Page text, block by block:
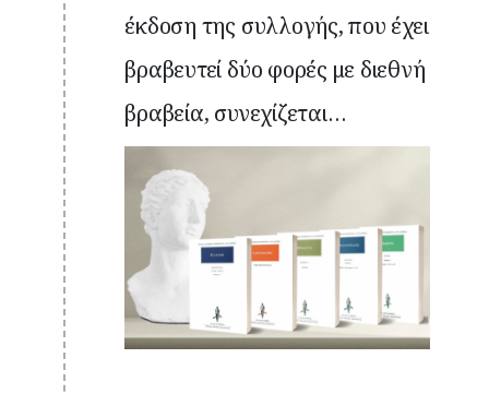
έκδοση της συλλογής, που έχει
βραβευτεί δύο φορές με διεθνή
βραβεία, συνεχίζεται…